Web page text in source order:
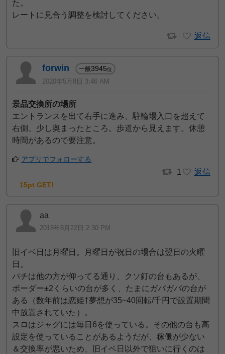
た。
レートに見合う調整を検討してください。
返信
forwin 一般3945位
2020年5月8日 3:46 AM
景品交換所の場所
エントランスを出て右手に進み、駐輪場入口を超えて
右側、少し奥まったところ。歩道から見えます。休憩
時間があるので要注意。
アプリでフォローする
1 返信
15pt GET!
aa
2018年8月22日 2:30 PM
旧イベ日は月曜日。月曜日が祝日の場合は翌日の火曜
日。
パチは他の方が仰ってる通り、クソ釘の台もあるが、
ボーダー±2くらいの台が多く、たまにガバガバの台が
ある（数年前は恋姫†夢想が35~40回転/千円で設置期間
中放置されていた）。
スロはジャグには毎日6を使っている。その他の台も高
設定を使っていることがあるようだが、稼働が少ない
＆交換率が悪いため、旧イベ日以外で狙いに行くのは